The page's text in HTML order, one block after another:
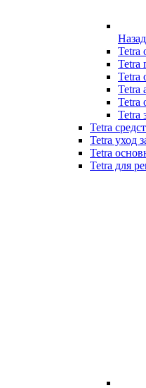
Назад
Tetra
Tetra
Tetra
Tetra
Tetra
Tetra
Tetra
Tetra уход
Tetra
Tetra для